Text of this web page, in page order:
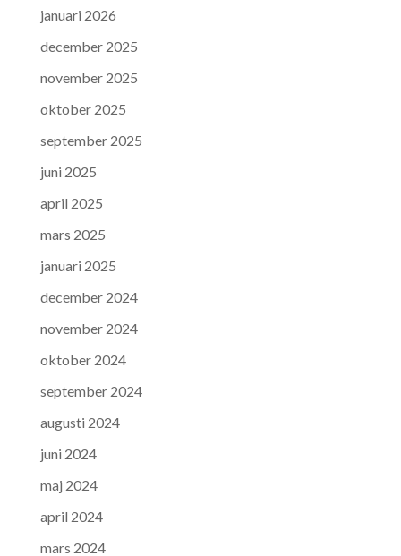
januari 2026
december 2025
november 2025
oktober 2025
september 2025
juni 2025
april 2025
mars 2025
januari 2025
december 2024
november 2024
oktober 2024
september 2024
augusti 2024
juni 2024
maj 2024
april 2024
mars 2024